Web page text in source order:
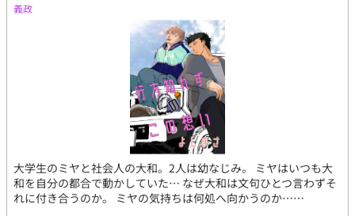
義政
大学生のミヤと社会人の大和。2人は幼なじみ。 ミヤはいつも大
和を自分の都合で動かしていた… なぜ大和は文句ひとつ言わずそ
れに付き合うのか。 ミヤの気持ちは何処へ向かうのか……